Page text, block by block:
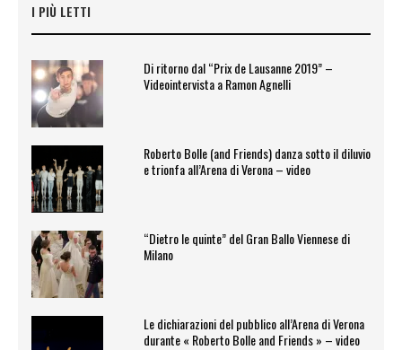
I PIÙ LETTI
Di ritorno dal “Prix de Lausanne 2019” –
Videointervista a Ramon Agnelli
Roberto Bolle (and Friends) danza sotto il diluvio
e trionfa all’Arena di Verona – video
“Dietro le quinte” del Gran Ballo Viennese di
Milano
Le dichiarazioni del pubblico all’Arena di Verona
durante « Roberto Bolle and Friends » – video